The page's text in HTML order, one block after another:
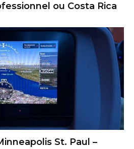
ou Costa Rica
St. Paul –